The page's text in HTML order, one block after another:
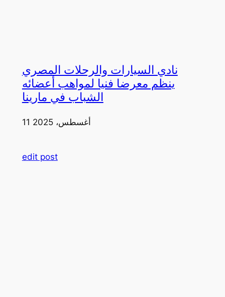
نادي السيارات والرحلات المصري
ينظم معرضا فنيا لمواهب أعضائه
الشباب في مارينا
11 أغسطس، 2025
edit post